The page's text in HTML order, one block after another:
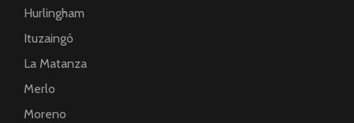
Hurlingham
Ituzaingó
La Matanza
Merlo
Moreno